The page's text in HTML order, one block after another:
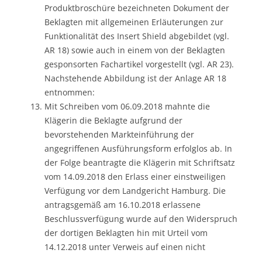
Produktbroschüre bezeichneten Dokument der
Beklagten mit allgemeinen Erläuterungen zur
Funktionalität des Insert Shield abgebildet (vgl.
AR 18) sowie auch in einem von der Beklagten
gesponsorten Fachartikel vorgestellt (vgl. AR 23).
Nachstehende Abbildung ist der Anlage AR 18
entnommen:
Mit Schreiben vom 06.09.2018 mahnte die
Klägerin die Beklagte aufgrund der
bevorstehenden Markteinführung der
angegriffenen Ausführungsform erfolglos ab. In
der Folge beantragte die Klägerin mit Schriftsatz
vom 14.09.2018 den Erlass einer einstweiligen
Verfügung vor dem Landgericht Hamburg. Die
antragsgemäß am 16.10.2018 erlassene
Beschlussverfügung wurde auf den Widerspruch
der dortigen Beklagten hin mit Urteil vom
14.12.2018 unter Verweis auf einen nicht